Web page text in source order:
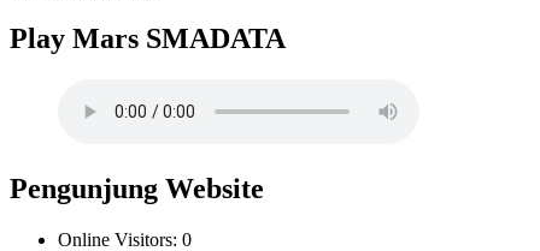
Play Mars SMADATA
Pengunjung Website
Online Visitors: 0